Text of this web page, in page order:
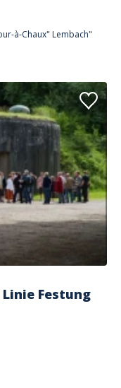
à-Chaux" Lembach"
Festung